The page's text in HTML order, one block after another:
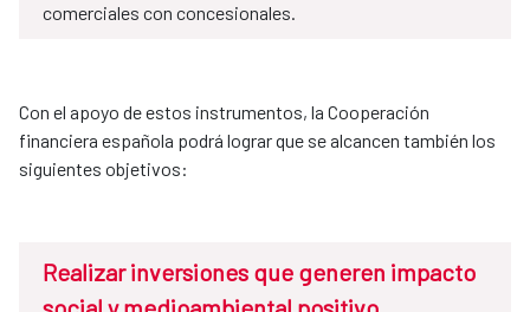
comerciales con concesionales.
Con el apoyo de estos instrumentos, la Cooperación
financiera española podrá lograr que se alcancen también los
siguientes objetivos:
Realizar inversiones que generen impacto